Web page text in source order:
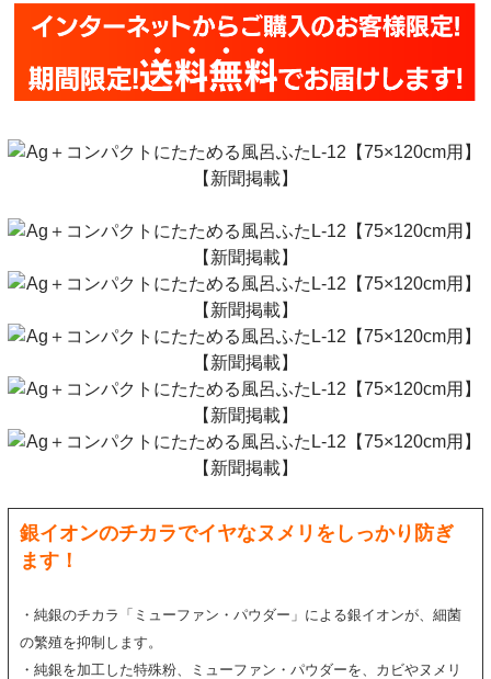
銀イオンのチカラでイヤなヌメリをしっかり防ぎ
ます！
・純銀のチカラ「ミューファン・パウダー」による銀イオンが、細菌
の繁殖を抑制します。
・純銀を加工した特殊粉、ミューファン・パウダーを、カビやヌメリ